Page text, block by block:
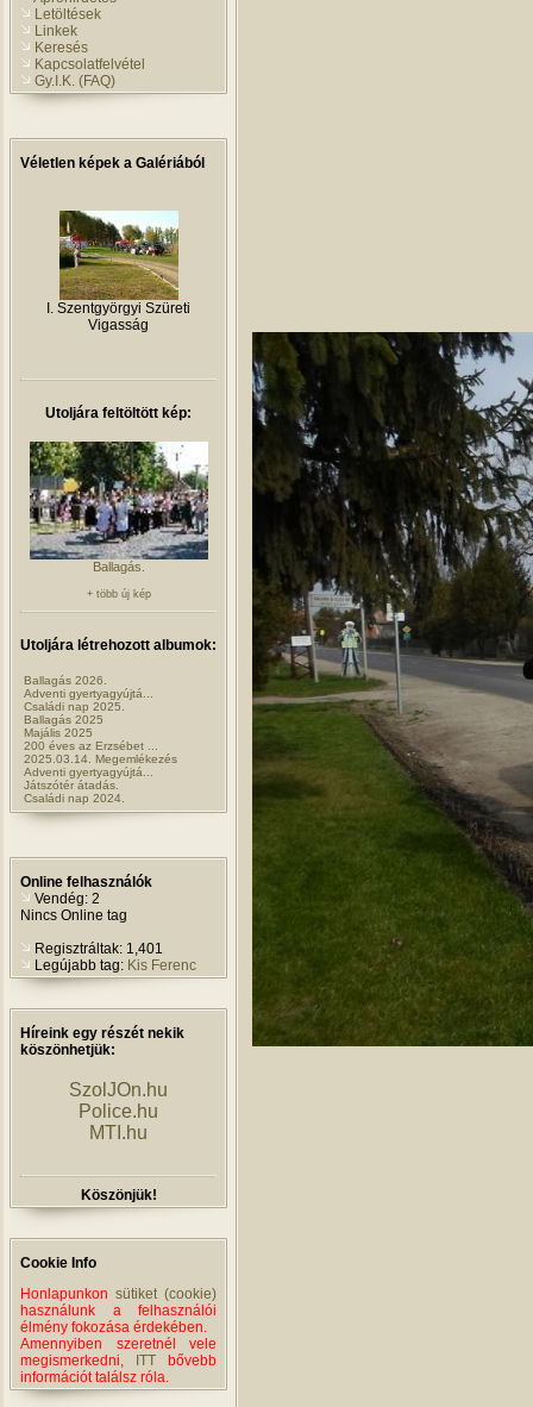
Letöltések
Linkek
Keresés
Kapcsolatfelvétel
Gy.I.K. (FAQ)
Véletlen képek a Galériából
I. Szentgyörgyi Szüreti
Vigasság
Utoljára feltöltött kép:
Ballagás.
+ több új kép
Utoljára létrehozott albumok:
Ballagás 2026.
Adventi gyertyagyújtá...
Családi nap 2025.
Ballagás 2025
Majális 2025
200 éves az Erzsébet ...
2025.03.14. Megemlékezés
Adventi gyertyagyújtá...
Játszótér átadás.
Családi nap 2024.
Online felhasználók
Vendég: 2
Nincs Online tag
Regisztráltak: 1,401
Legújabb tag: Kis Ferenc
Híreink egy részét nekik
köszönhetjük:
SzolJOn.hu
Police.hu
MTI.hu
Köszönjük!
Cookie Info
Honlapunkon sütiket (cookie)
használunk a felhasználói
élmény fokozása érdekében.
Amennyiben szeretnél vele
megismerkedni,
ITT bővebb
információt találsz róla.